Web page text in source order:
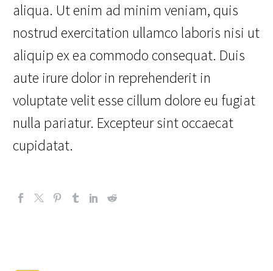
aliqua. Ut enim ad minim veniam, quis
nostrud exercitation ullamco laboris nisi ut
aliquip ex ea commodo consequat. Duis
aute irure dolor in reprehenderit in
voluptate velit esse cillum dolore eu fugiat
nulla pariatur. Excepteur sint occaecat
cupidatat.